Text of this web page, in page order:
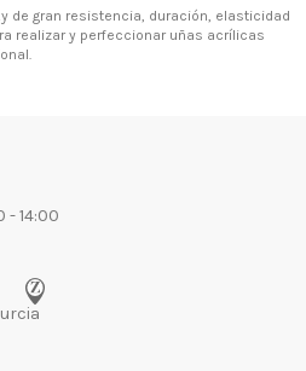
de gran resistencia, duración, elasticidad
realizar y perfeccionar uñas acrílicas